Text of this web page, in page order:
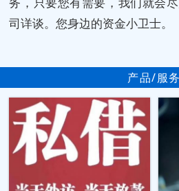
司详谈。您身边的资金小卫士。
产品/服务